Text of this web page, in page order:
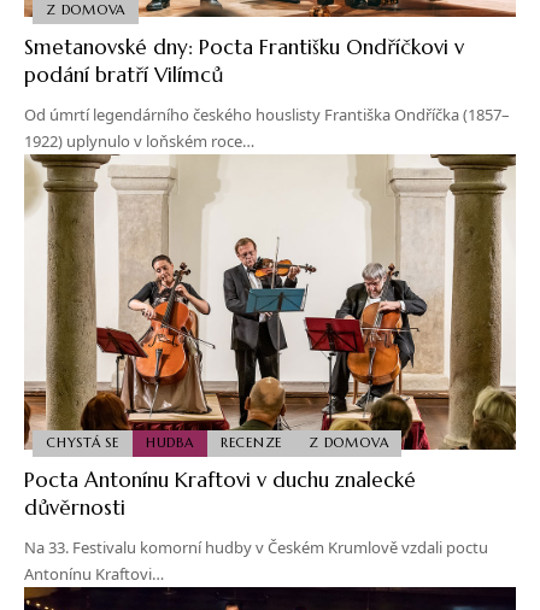
Z DOMOVA
Smetanovské dny: Pocta Františku Ondříčkovi v
podání bratří Vilímců
Od úmrtí legendárního českého houslisty Františka Ondříčka (1857–
1922) uplynulo v loňském roce…
CHYSTÁ SE HUDBA RECENZE Z DOMOVA
Pocta Antonínu Kraftovi v duchu znalecké
důvěrnosti
Na 33. Festivalu komorní hudby v Českém Krumlově vzdali poctu
Antonínu Kraftovi…